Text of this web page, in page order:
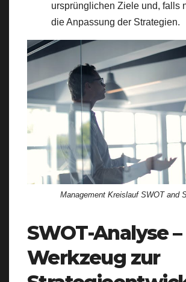
ursprünglichen Ziele und, falls
die Anpassung der Strategien.
Management Kreislauf SWOT and
SWOT-Analyse –
Werkzeug zur